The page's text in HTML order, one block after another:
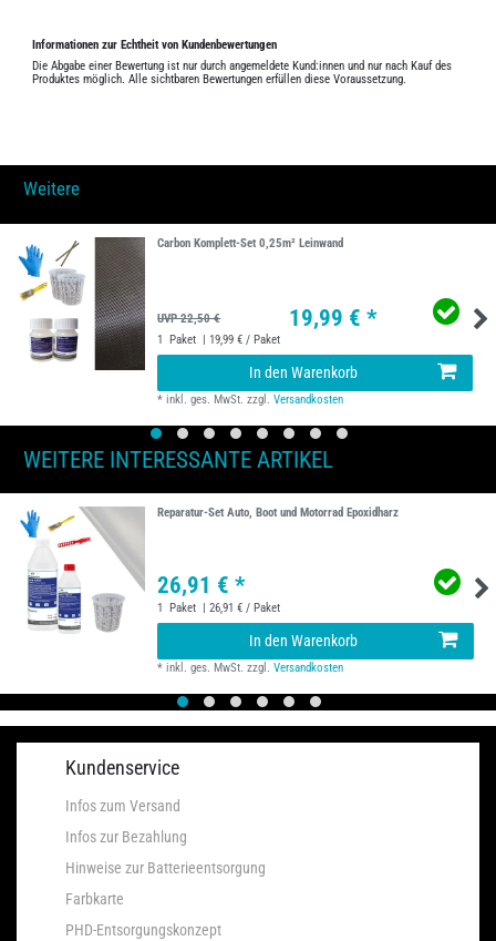
Informationen zur Echtheit von Kundenbewertungen
Die Abgabe einer Bewertung ist nur durch angemeldete Kund:innen und nur nach Kauf des
Produktes möglich. Alle sichtbaren Bewertungen erfüllen diese Voraussetzung.
Weitere
Carbon Komplett-Set 0,25m² Leinwand
UVP 22,50 € 19,99 € *
1 Paket | 19,99 € / Paket
In den Warenkorb
*inkl. ges. MwSt. zzgl.Versandkosten
WEITERE INTERESSANTE ARTIKEL
Reparatur-Set Auto, Boot und Motorrad Epoxidharz
26,91 € *
1 Paket | 26,91 € / Paket
In den Warenkorb
*inkl. ges. MwSt. zzgl.Versandkosten
Kundenservice
Infos zum Versand
Infos zur Bezahlung
Hinweise zur Batterieentsorgung
Farbkarte
PHD-Entsorgungskonzept